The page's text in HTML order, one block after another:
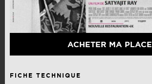
ACHETER MA PLACE
FICHE TECHNIQUE